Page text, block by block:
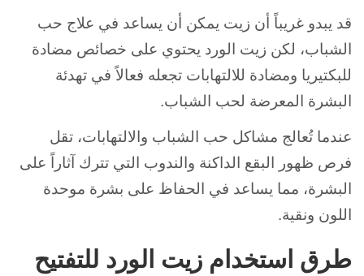
قد يبدو غريباً أن زيت يمكن أن يساعد في علاج حب
الشباب، لكن زيت الورد يحتوي على خصائص مضادة
للبكتيريا ومضادة للالتهابات تجعله فعالاً في تهدئة
البشرة المعرضة لحب الشباب.
عندما تُعالج مشاكل حب الشباب والالتهابات، تقل
فرص ظهور البقع الداكنة والندوب التي تترك آثاراً على
البشرة، مما يساعد في الحفاظ على بشرة موحدة
اللون ونقية.
طرق استخدام زيت الورد للتفتيح